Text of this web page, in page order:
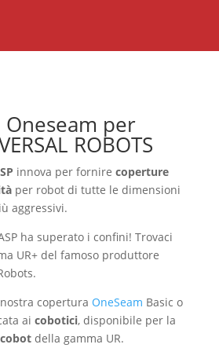
per
ROBOTS
innova per fornire coperture
per robot di tutte le dimensioni
aggressivi.
ha superato i confini! Trovaci
UR+ del famoso produttore
copertura OneSeam Basic o
ai cobotici, disponibile per la
cobotdella gamma UR.